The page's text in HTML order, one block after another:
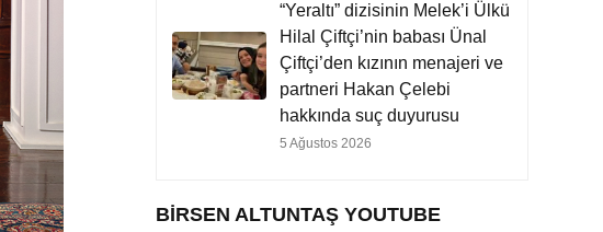
“Yeraltı” dizisinin Melek’i Ülkü
Hilal Çiftçi’nin babası Ünal
Çiftçi’den kızının menajeri ve
partneri Hakan Çelebi
hakkında suç duyurusu
5 Ağustos 2026
BIRSEN ALTUNTAŞ YOUTUBE